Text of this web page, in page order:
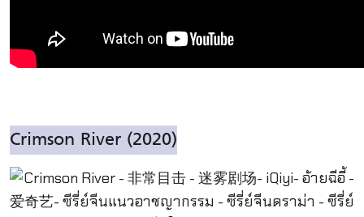
Crimson River (2020)